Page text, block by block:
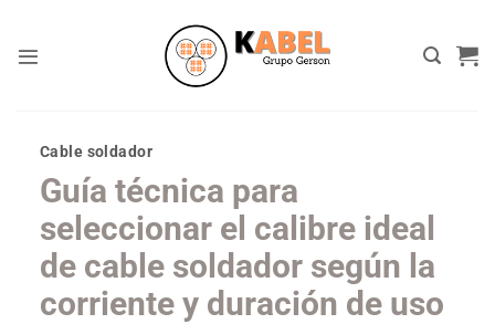
content
Cable soldador
Guía técnica para
seleccionar el calibre ideal
de cable soldador según la
corriente y duración de uso